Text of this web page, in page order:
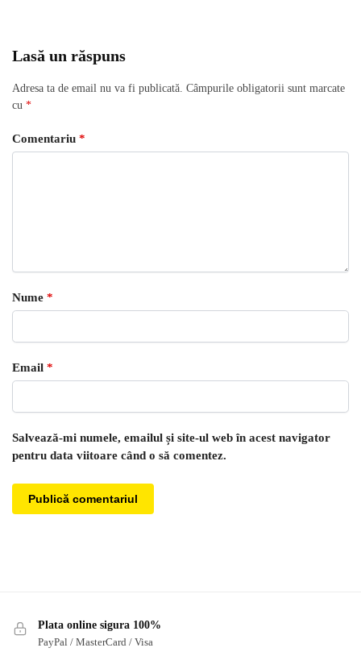
Lasă un răspuns
Adresa ta de email nu va fi publicată. Câmpurile obligatorii sunt marcate
cu *
Comentariu *
Nume *
Email *
Salvează-mi numele, emailul și site-ul web în acest navigator
pentru data viitoare când o să comentez.
Plata online sigura 100%
PayPal / MasterCard / Visa